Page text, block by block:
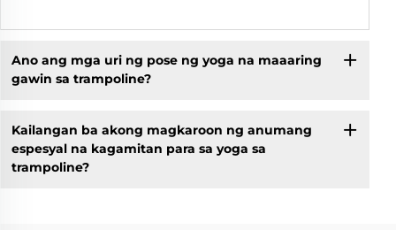
Ano ang mga uri ng pose ng yoga na maaaring
gawin sa trampoline?
Kailangan ba akong magkaroon ng anumang
espesyal na kagamitan para sa yoga sa
trampoline?